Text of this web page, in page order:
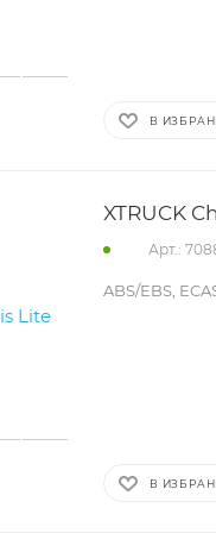
В
XTRUCK
Арт.:
ABS/EBS,
В